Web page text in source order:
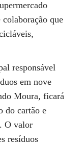
que
responsável
em nove
Moura, ficará
do cartão e
O valor
resíduos